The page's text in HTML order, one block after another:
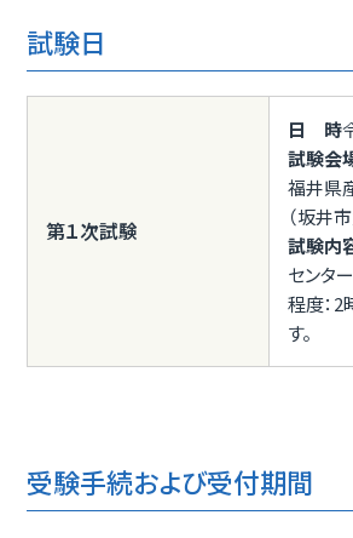
試験日
第１次試験
日 時
試験会
福井県
（坂井
試験内
センタ
程度：
す。
受験手続および受付期間